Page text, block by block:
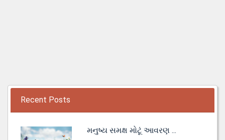
Recent Posts
મનુષ્ય સમક્ષ મોટૂં આવરણ ...